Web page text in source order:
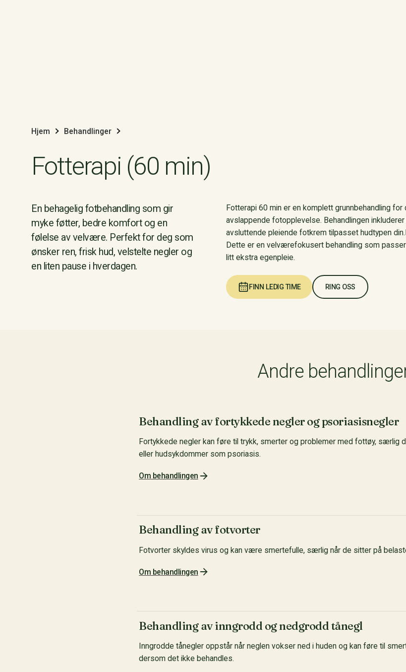
Hjem Behandlinger
Fotterapi (60 min)
En behagelig fotbehandling som gir
myke føtter, bedre komfort og en
følelse av velvære. Perfekt for deg som
ønsker ren, frisk hud, velstelte negler og
en liten pause i hverdagen.
Fotterapi 60 min er en komplett grunnbehandling
avslappende fotopplevelse. Behandlingen
avsluttende pleiende fotkrem tilpasset hudtypen
Dette er en velværefokusert behandling som
litt ekstra egenpleie.
FINN LEDIG TIME RING OSS
Andre
Behandling av fortykkede negler og psoriasisnegler
Fortykkede negler kan føre til trykk, smerter og problemer med fottøy, særlig
eller hudsykdommer som psoriasis.
Om behandlingen
Behandling av fotvorter
Fotvorter skyldes virus og kan være smertefulle, særlig når de sitter på
Om behandlingen
Behandling av inngrodd og nedgrodd tånegl
Inngrodde tånegler oppstår når neglen vokser ned i huden og kan føre til
dersom det ikke behandles.